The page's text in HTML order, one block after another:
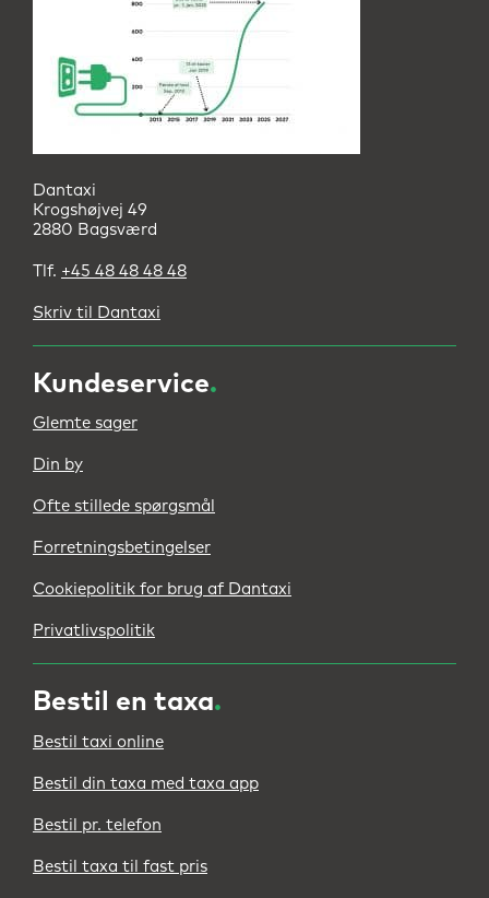
Dantaxi
Krogshøjvej 49
2880 Bagsværd
Tlf. +45 48 48 48 48
Skriv til Dantaxi
Kundeservice.
Glemte sager
Din by
Ofte stillede spørgsmål
Forretningsbetingelser
Cookiepolitik for brug af Dantaxi
Privatlivspolitik
Bestil en taxa.
Bestil taxi online
Bestil din taxa med taxa app
Bestil pr. telefon
Bestil taxa til fast pris